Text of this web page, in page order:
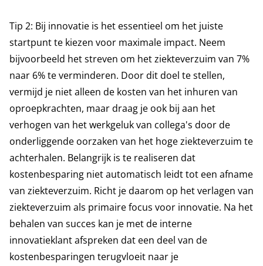
Tip 2: Bij innovatie is het essentieel om het juiste
startpunt te kiezen voor maximale impact. Neem
bijvoorbeeld het streven om het ziekteverzuim van 7%
naar 6% te verminderen. Door dit doel te stellen,
vermijd je niet alleen de kosten van het inhuren van
oproepkrachten, maar draag je ook bij aan het
verhogen van het werkgeluk van collega's door de
onderliggende oorzaken van het hoge ziekteverzuim te
achterhalen. Belangrijk is te realiseren dat
kostenbesparing niet automatisch leidt tot een afname
van ziekteverzuim. Richt je daarom op het verlagen van
ziekteverzuim als primaire focus voor innovatie. Na het
behalen van succes kan je met de interne
innovatieklant afspreken dat een deel van de
kostenbesparingen terugvloeit naar je